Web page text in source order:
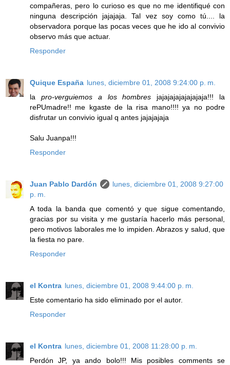
compañeras, pero lo curioso es que no me identifiqué con
ninguna descripción jajajaja. Tal vez soy como tú.... la
observadora porque las pocas veces que he ido al convivio
observo más que actuar.
Responder
Quique España lunes, diciembre 01, 2008 9:24:00 p. m.
la pro-verguiemos a los hombres jajajajajajajajaja!!! la
rePUmadre!! me kgaste de la risa mano!!!! ya no podre
disfrutar un convivio igual q antes jajajajaja
Salu Juanpa!!!
Responder
Juan Pablo Dardón
lunes, diciembre 01, 2008 9:27:00
p. m.
A toda la banda que comentó y que sigue comentando,
gracias por su visita y me gustaría hacerlo más personal,
pero motivos laborales me lo impiden. Abrazos y salud, que
la fiesta no pare.
Responder
el Kontra lunes, diciembre 01, 2008 9:44:00 p. m.
Este comentario ha sido eliminado por el autor.
Responder
el Kontra lunes, diciembre 01, 2008 11:28:00 p. m.
Perdón JP, ya ando bolo!!! Mis posibles comments se